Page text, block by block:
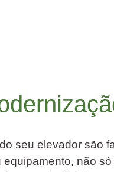
seu elevador são
não